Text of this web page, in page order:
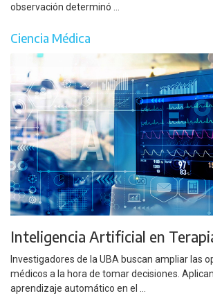
observación determinó ...
Ciencia Médica
Inteligencia Artificial en
Investigadores de la UBA buscan ampliar las
médicos a la hora de tomar decisiones. Aplican
aprendizaje automático en el ...